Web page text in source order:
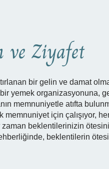
ve Ziyafet
bir gelin ve damat
yemek organizasyonuna,
memnuniyetle atıfta
için çalışıyor, her
zaman beklentilerinizin ötesini
beklentilerin